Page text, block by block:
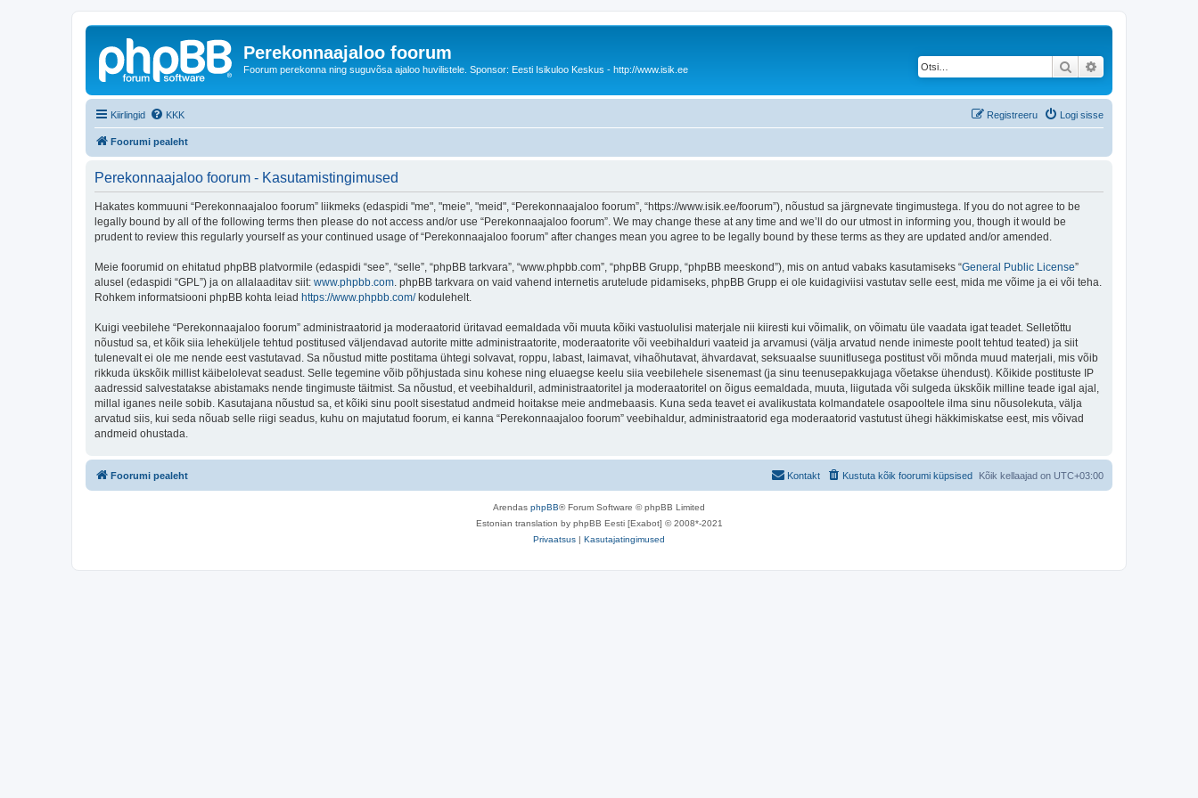
Perekonnaajaloo foorum
Foorum perekonna ning suguvõsa ajaloo huvilistele. Sponsor: Eesti Isikuloo Keskus - http://www.isik.ee Otsi
Kiirlingid KKK Logi sisse
Registreeru
Foorumi pealeht
Perekonnaajaloo foorum - Kasutamistingimused
Hakates kommuuni “Perekonnaajaloo foorum” liikmeks (edaspidi "me", "meie", "meid", “Perekonnaajaloo foorum”, “https://www.isik.ee/foorum”), nõustud sa järgnevate tingimustega. If you do not agree to be
legally bound by all of the following terms then please do not access and/or use “Perekonnaajaloo foorum”. We may change these at any time and we’ll do our utmost in informing you, though it would be
prudent to review this regularly yourself as your continued usage of “Perekonnaajaloo foorum” after changes mean you agree to be legally bound by these terms as they are updated and/or amended.
Meie foorumid on ehitatud phpBB platvormile (edaspidi “see”, “selle”, “phpBB tarkvara”, “www.phpbb.com”, “phpBB Grupp, “phpBB meeskond”), mis on antud vabaks kasutamiseks “General Public License”
alusel (edaspidi “GPL”) ja on allalaaditav siit: www.phpbb.com . phpBB tarkvara on vaid vahend internetis arutelude pidamiseks, phpBB Grupp ei ole kuidagiviisi vastutav selle eest, mida me võime ja ei või teha.
Rohkem informatsiooni phpBB kohta leiad https://www.phpbb.com/kodulehelt.
Kuigi veebilehe “Perekonnaajaloo foorum” administraatorid ja moderaatorid üritavad eemaldada või muuta kõiki vastuolulisi materjale nii kiiresti kui võimalik, on võimatu üle vaadata igat teadet. Selletõttu
nõustud sa, et kõik siia leheküljele tehtud postitused väljendavad autorite mitte administraatorite, moderaatorite või veebihalduri vaateid ja arvamusi (välja arvatud nende inimeste poolt tehtud teated) ja siit
tulenevalt ei ole me nende eest vastutavad. Sa nõustud mitte postitama ühtegi solvavat, roppu, labast, laimavat, vihaõhutavat, ähvardavat, seksuaalse suunitlusega postitust või mõnda muud materjali, mis võib
rikkuda ükskõik millist käibelolevat seadust. Selle tegemine võib põhjustada sinu kohese ning eluaegse keelu siia veebilehele sisenemast (ja sinu teenusepakkujaga võetakse ühendust). Kõikide postituste IP
aadressid salvestatakse abistamaks nende tingimuste täitmist. Sa nõustud, et veebihalduril, administraatoritel ja moderaatoritel on õigus eemaldada, muuta, liigutada või sulgeda ükskõik milline teade igal ajal,
millal iganes neile sobib. Kasutajana nõustud sa, et kõiki sinu poolt sisestatud andmeid hoitakse meie andmebaasis. Kuna seda teavet ei avalikustata kolmandatele osapooltele ilma sinu nõusolekuta, välja
arvatud siis, kui seda nõuab selle riigi seadus, kuhu on majutatud foorum, ei kanna “Perekonnaajaloo foorum” veebihaldur, administraatorid ega moderaatorid vastutust ühegi häkkimiskatse eest, mis võivad
andmeid ohustada.
Foorumi pealeht Kõik kellaajad on UTC+03:00
Kustuta kõik foorumi küpsised
Kontakt
Arendas phpBB® Forum Software © phpBB Limited
Estonian translation by phpBB Eesti [Exabot] © 2008*-2021
Privaatsus | Kasutajatingimused